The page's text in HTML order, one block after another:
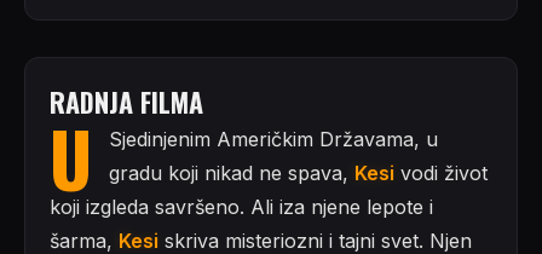
RADNJA FILMA
U
Sjedinjenim Američkim Državama, u
gradu koji nikad ne spava, Kesi vodi život
koji izgleda savršeno. Ali iza njene lepote i
šarma, Kesi skriva misteriozni i tajni svet. Njen